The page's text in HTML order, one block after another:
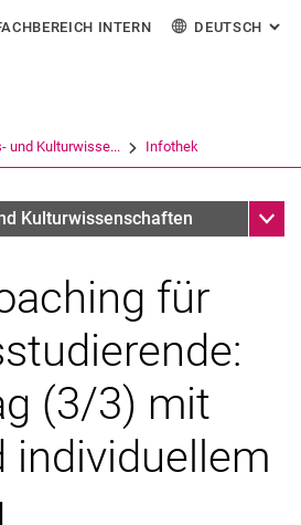
Springe direkt zu: Inhalt
Springe direkt zu: Suche
Springe direkt zu:
(öffnet externen Link in einem
INTERN DEUTSCH :
und Kulturwisse... Infothek
Kulturwissenschaften
für
(3/3) mit
individuellem